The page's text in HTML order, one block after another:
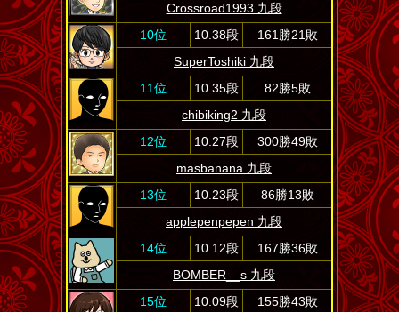
Crossroad1993 九段
10位
10.38段
161勝21敗
SuperToshiki 九段
11位
10.35段
82勝5敗
chibiking2 九段
12位
10.27段
300勝49敗
masbanana 九段
13位
10.23段
86勝13敗
applepenpepen 九段
14位
10.12段
167勝36敗
BOMBER__s 九段
15位
10.09段
155勝43敗